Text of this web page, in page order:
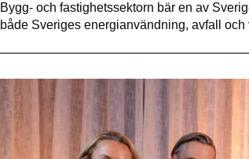
Bygg- och fastighetssektorn bär en av
både Sveriges energianvändning, avfall